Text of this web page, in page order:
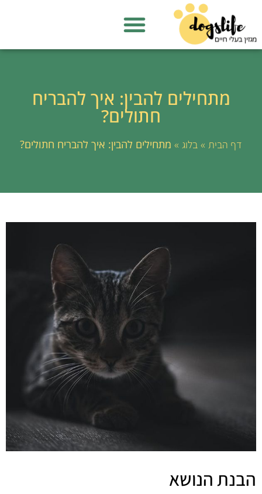
מתחילים להבין: איך להבריח
חתולים?
דף הבית » בלוג » מתחילים להבין: איך להבריח חתולים?
הבנת הנושא